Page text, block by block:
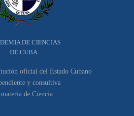
DE CIENCIAS
DE CUBA
oficial del Estado Cubano
y consultiva
de Ciencia.